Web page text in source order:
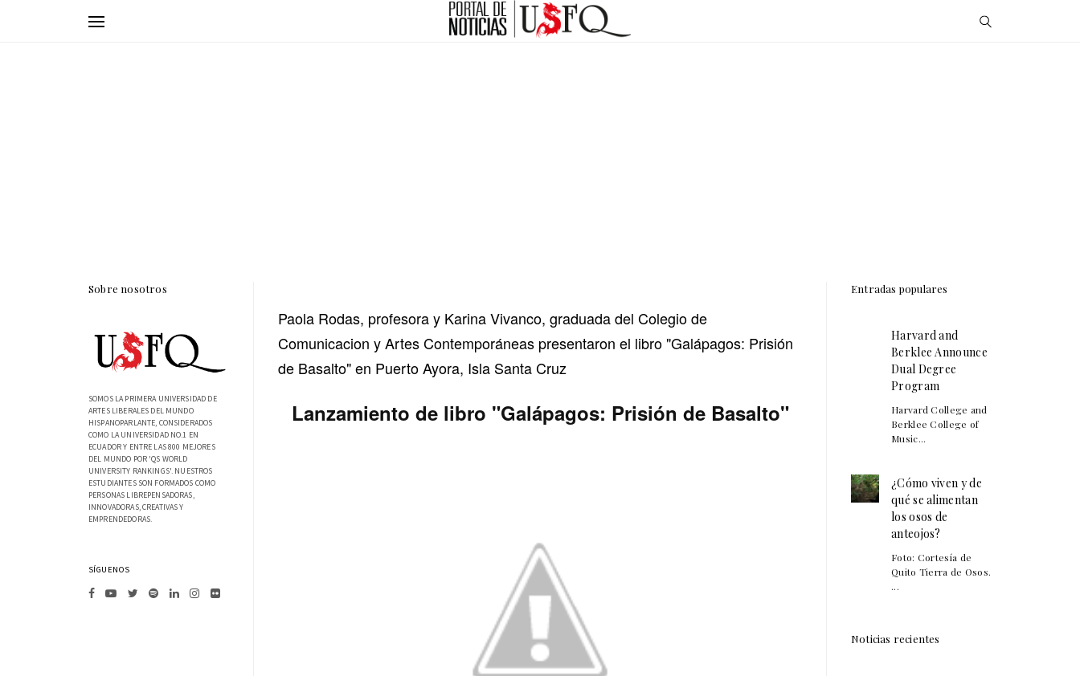
Paola Rodas, profesora y Karina Vivanco, graduada del Colegio de
Comunicacion y Artes Contemporáneas presentaron el libro "Galápagos: Prisión
de Basalto" en Puerto Ayora, Isla Santa Cruz
Lanzamiento de libro "Galápagos: Prisión de Basalto"
Sobre nosotros
SOMOS LA PRIMERA UNIVERSIDAD DE
ARTES LIBERALES DEL MUNDO
HISPANOPARLANTE, CONSIDERADOS
COMO LA UNIVERSIDAD NO.1 EN
ECUADOR Y ENTRE LAS 800 MEJORES
DEL MUNDO POR 'QS WORLD
UNIVERSITY RANKINGS'. NUESTROS
ESTUDIANTES SON FORMADOS COMO
PERSONAS LIBREPENSADORAS,
INNOVADORAS, CREATIVAS Y
EMPRENDEDORAS.
SÍGUENOS
Entradas populares
Harvard and
Berklee Announce
Dual Degree
Program
Harvard College and
Berklee College of
Music...
¿Cómo viven y de
qué se alimentan
los osos de
anteojos?
Foto: Cortesía de
Quito Tierra de Osos.
...
Noticias recientes